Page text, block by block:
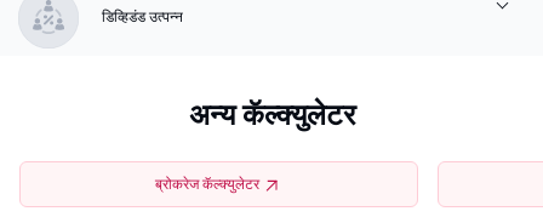
डिव्हिडंड उत्पन्न
अन्य कॅल्क्युलेटर
ब्रोकरेज कॅल्क्युलेटर